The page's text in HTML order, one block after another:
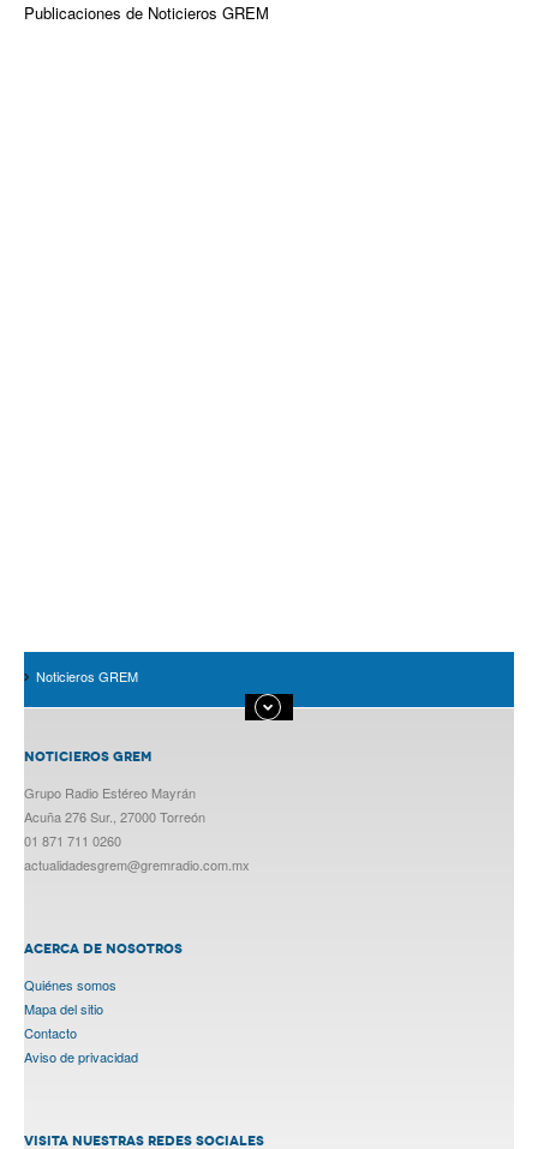
Publicaciones de Noticieros GREM
Noticieros GREM
NOTICIEROS GREM
Grupo Radio Estéreo Mayrán
Acuña 276 Sur., 27000 Torreón
01 871 711 0260
actualidadesgrem@gremradio.com.mx
ACERCA DE NOSOTROS
Quiénes somos
Mapa del sitio
Contacto
Aviso de privacidad
VISITA NUESTRAS REDES SOCIALES